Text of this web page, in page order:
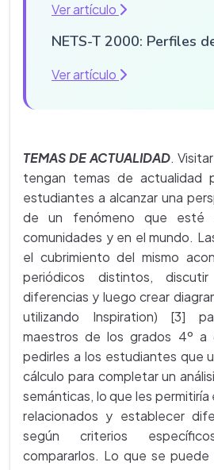
Ver artículo
NETS-T 2000: Perfiles
Ver artículo
TEMAS DE ACTUALIDAD.
tengan temas de actualidad
estudiantes a alcanzar una
de un fenómeno que esté
comunidades y en el mundo.
el cubrimiento del mismo
periódicos distintos,
diferencias y luego crear
utilizando Inspiration) [3]
maestros de los grados 4º a
pedirles a los estudiantes que
cálculo para completar un
semánticas, lo que les
relacionados y establecer
según criterios
compararlos. Lo que se puede